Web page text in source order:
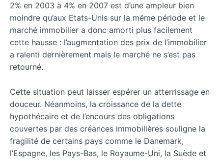
2% en 2003 à 4% en 2007 est d’une ampleur bien
moindre qu’aux Etats-Unis sur la même période et le
marché immobilier a donc amorti plus facilement
cette hausse : l’augmentation des prix de l’immobilier
a ralenti dernièrement mais le marché ne s’est pas
retourné.
Cette situation peut laisser espérer un atterrissage en
douceur. Néanmoins, la croissance de la dette
hypothécaire et de l’encours des obligations
couvertes par des créances immobilières souligne la
fragilité de certains pays comme le Danemark,
l’Espagne, les Pays-Bas, le Royaume-Uni, la Suède et